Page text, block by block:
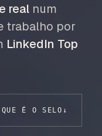
real num
trabalho por
LinkedIn Top
É O SELO ↓